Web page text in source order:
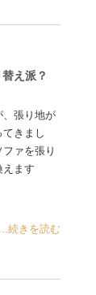
え派？
、張り地が
きまし
ァを張り
えます
...続きを読む